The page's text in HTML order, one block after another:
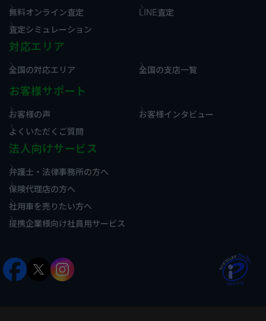
無料オンライン査定
LINE査定
査定シミュレーション
対応エリア
全国の対応エリア 全国の支店一覧
お客様サポート
お客様の声
お客様インタビュー
よくいただくご質問
法人向けサービス
弁護士・法律事務所の方へ
保険代理店の方へ
社用車を売りたい方へ
提携企業様向け社員用サービス